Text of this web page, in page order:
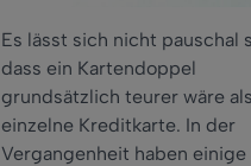
Es lässt sich nicht pauschal
dass ein Kartendoppel
grundsätzlich teurer wäre
einzelne Kreditkarte. In der
Vergangenheit haben